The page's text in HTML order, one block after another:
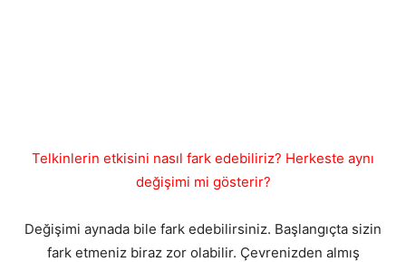
Telkinlerin etkisini nasıl fark edebiliriz? Herkeste aynı
değişimi mi gösterir?
Değişimi aynada bile fark edebilirsiniz. Başlangıçta sizin
fark etmeniz biraz zor olabilir. Çevrenizden almış